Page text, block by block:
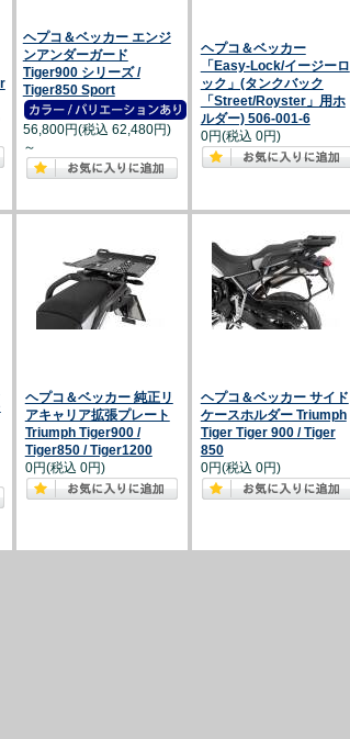
ヘプコ＆ベッカー エンジ
ンアンダーガード
Tiger900 シリーズ /
Tiger850 Sport
56,800円(税込 62,480円)
～
ヘプコ＆ベッカー
「Easy-Lock/イージーロ
ック」(タンクバック
「Street/Royster」用ホ
ルダー) 506-001-6
0円(税込 0円)
ヘプコ＆ベッカー 純正リ
アキャリア拡張プレート
Triumph Tiger900 /
Tiger850 / Tiger1200
0円(税込 0円)
ヘプコ＆ベッカー サイド
ケースホルダー Triumph
Tiger Tiger 900 / Tiger
850
0円(税込 0円)